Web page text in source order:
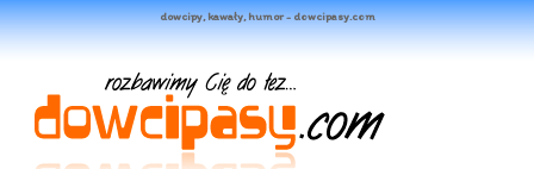
dowcipy, kawały, humor - dowcipasy.com